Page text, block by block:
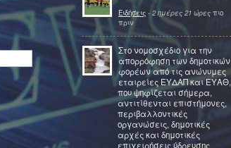
Ειδήσεις - 2 ημέρες 21 ώρες πιο
πριν
Στο νομοσχέδιο για την
απορρόφηση των δημοτικών
φορέων από τις ανώνυμες
εταιρείες ΕΥΔΑΠ και ΕΥΑΘ,
που ψηφίζεται σήμερα,
αντιτίθενται επιστήμονες,
περιβαλλοντικές
οργανώσεις, δημοτικές
αρχές και δημοτικές
επιχειρήσεις ύδρευσης